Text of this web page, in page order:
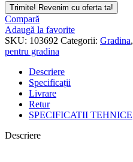
Trimite! Revenim cu oferta ta!
Compară
Adaugă la favorite
SKU: 103692 Categorii: Gradina,
pentru gradina
Descriere
Specificații
Livrare
Retur
SPECIFICATII TEHNICE
Descriere